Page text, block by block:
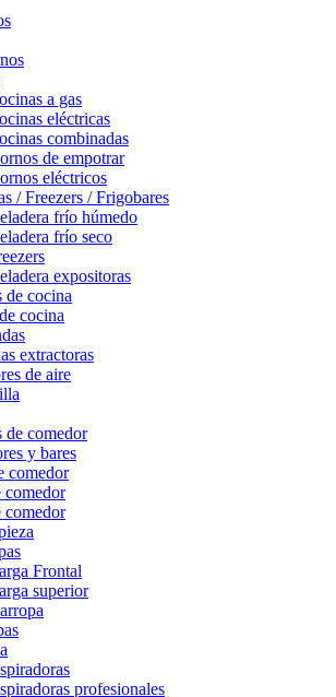
a gas
eléctricas
combinadas
de empotrar
eléctricos
/ Freezers / Frigobares
frío húmedo
frío seco
expositoras
de cocina
cocina
extractoras
de aire
de comedor
y bares
comedor
comedor
comedor
Frontal
superior
profesionales